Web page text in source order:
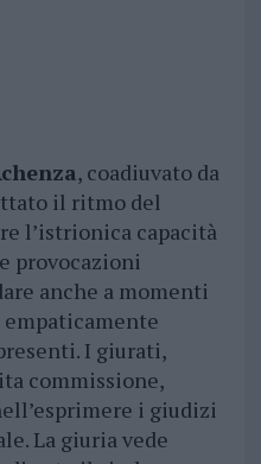
, coadiuvato da
il ritmo del
l’istrionica capacità
provocazioni
anche a momenti
I giurati,
commissione,
i giudizi
La giuria vede